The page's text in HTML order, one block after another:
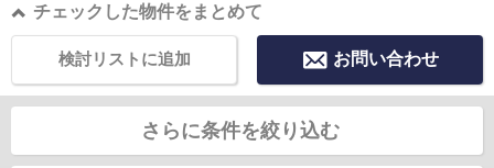
チェックした物件をまとめて
お問い合わせ
検討リストに追加
さらに条件を絞り込む